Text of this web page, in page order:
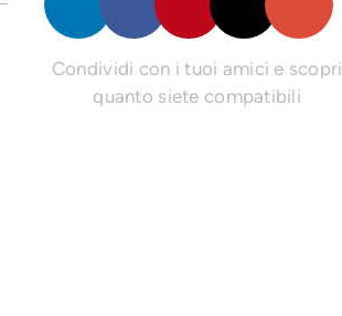
Condividi con i tuoi amici e scopri
quanto siete compatibili